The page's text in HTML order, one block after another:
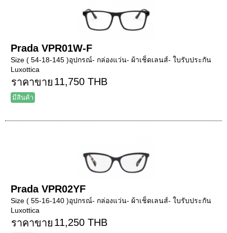
Prada VPR01W-F
Size ( 54-18-145 )อุปกรณ์- กล่องแว่น- ผ้าเช็ดเลนส์- ใบรับประกัน
Luxottica
ราคาขาย 11,750 THB
มีสินค้า
Prada VPR02YF
Size ( 55-16-140 )อุปกรณ์- กล่องแว่น- ผ้าเช็ดเลนส์- ใบรับประกัน
Luxottica
ราคาขาย 11,250 THB